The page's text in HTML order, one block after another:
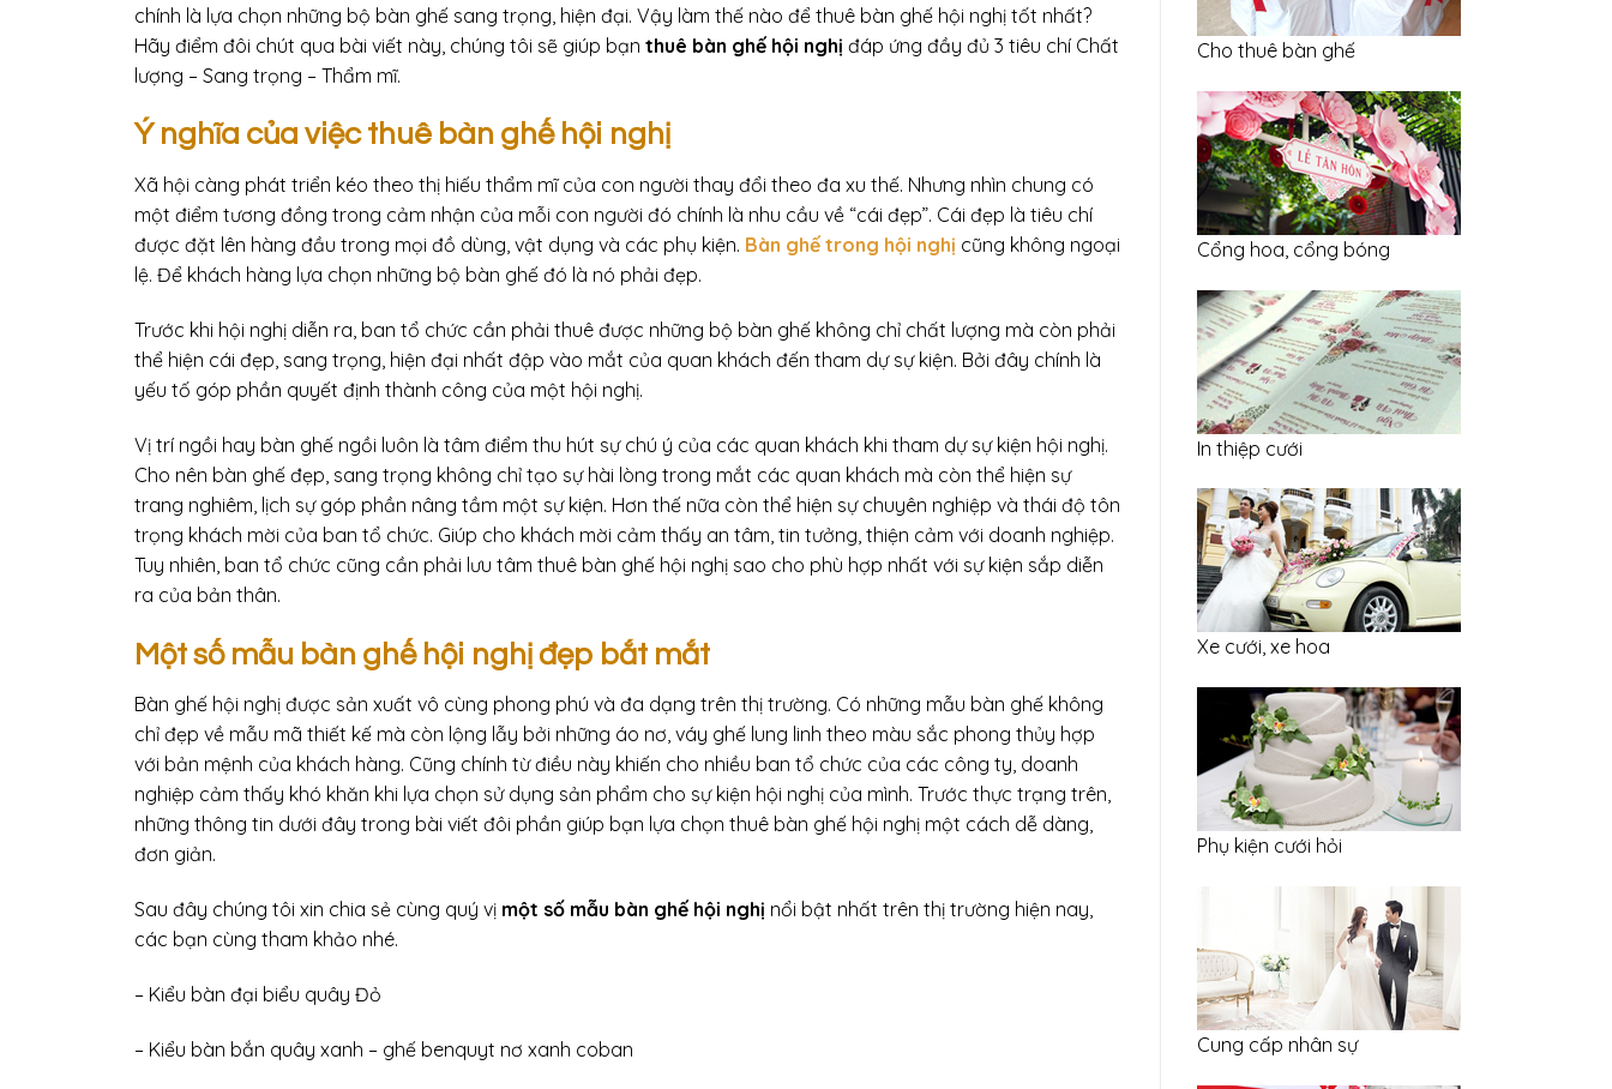
chính là lựa chọn những bộ bàn ghế sang trọng, hiện đại. Vậy làm thế nào để thuê bàn ghế hội nghị tốt nhất?
Hãy điểm đôi chút qua bài viết này, chúng tôi sẽ giúp bạn thuê bàn ghế hội nghị đáp ứng đầy đủ 3 tiêu chí Chất
lượng – Sang trọng – Thẩm mĩ.
Ý nghĩa của việc thuê bàn ghế hội nghị
Xã hội càng phát triển kéo theo thị hiếu thẩm mĩ của con người thay đổi theo đa xu thế. Nhưng nhìn chung có
một điểm tương đồng trong cảm nhận của mỗi con người đó chính là nhu cầu về “cái đẹp”. Cái đẹp là tiêu chí
được đặt lên hàng đầu trong mọi đồ dùng, vật dụng và các phụ kiện. Bàn ghế trong hội nghị cũng không ngoại
lệ. Để khách hàng lựa chọn những bộ bàn ghế đó là nó phải đẹp.
Trước khi hội nghị diễn ra, ban tổ chức cần phải thuê được những bộ bàn ghế không chỉ chất lượng mà còn phải
thể hiện cái đẹp, sang trọng, hiện đại nhất đập vào mắt của quan khách đến tham dự sự kiện. Bởi đây chính là
yếu tố góp phần quyết định thành công của một hội nghị.
Vị trí ngồi hay bàn ghế ngồi luôn là tâm điểm thu hút sự chú ý của các quan khách khi tham dự sự kiện hội nghị.
Cho nên bàn ghế đẹp, sang trọng không chỉ tạo sự hài lòng trong mắt các quan khách mà còn thể hiện sự
trang nghiêm, lịch sự góp phần nâng tầm một sự kiện. Hơn thế nữa còn thể hiện sự chuyên nghiệp và thái độ tôn
trọng khách mời của ban tổ chức. Giúp cho khách mời cảm thấy an tâm, tin tưởng, thiện cảm với doanh nghiệp.
Tuy nhiên, ban tổ chức cũng cần phải lưu tâm thuê bàn ghế hội nghị sao cho phù hợp nhất với sự kiện sắp diễn
ra của bản thân.
Một số mẫu bàn ghế hội nghị đẹp bắt mắt
Bàn ghế hội nghị được sản xuất vô cùng phong phú và đa dạng trên thị trường. Có những mẫu bàn ghế không
chỉ đẹp về mẫu mã thiết kế mà còn lộng lẫy bởi những áo nơ, váy ghế lung linh theo màu sắc phong thủy hợp
với bản mệnh của khách hàng. Cũng chính từ điều này khiến cho nhiều ban tổ chức của các công ty, doanh
nghiệp cảm thấy khó khăn khi lựa chọn sử dụng sản phẩm cho sự kiện hội nghị của mình. Trước thực trạng trên,
những thông tin dưới đây trong bài viết đôi phần giúp bạn lựa chọn thuê bàn ghế hội nghị một cách dễ dàng,
đơn giản.
Sau đây chúng tôi xin chia sẻ cùng quý vị một số mẫu bàn ghế hội nghị nổi bật nhất trên thị trường hiện nay,
các bạn cùng tham khảo nhé.
– Kiểu bàn đại biểu quây Đỏ
– Kiểu bàn bắn quây xanh – ghế benquyt nơ xanh coban
Cho thuê bàn ghế
Cổng hoa, cổng bóng
In thiệp cưới
Xe cưới, xe hoa
Phụ kiện cưới hỏi
Cung cấp nhân sự